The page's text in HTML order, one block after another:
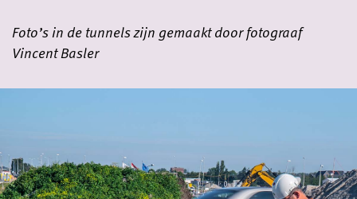
Foto’s in de tunnels zijn gemaakt door fotograaf
Vincent Basler